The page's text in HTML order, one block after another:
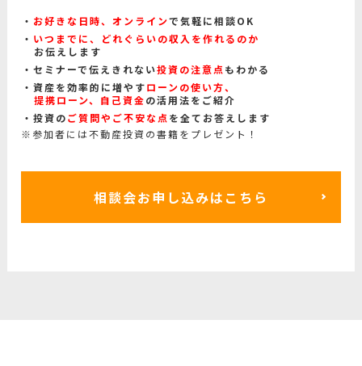
お好きな日時、オンラインで気軽に相談OK
いつまでに、どれぐらいの収入を作れるのか
お伝えします
セミナーで伝えきれない投資の注意点 もわかる
資産を効率的に増やすローンの使い方、
提携ローン、自己資金の活用法をご紹介
投資のご質問やご不安な点 を全てお答えします
※参加者には不動産投資の書籍をプレゼント！
相談会お申し込みはこちら